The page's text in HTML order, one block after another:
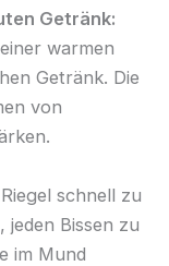
Getränk:
warmen
Getränk. Die
von
schnell zu
jeden Bissen zu
im Mund